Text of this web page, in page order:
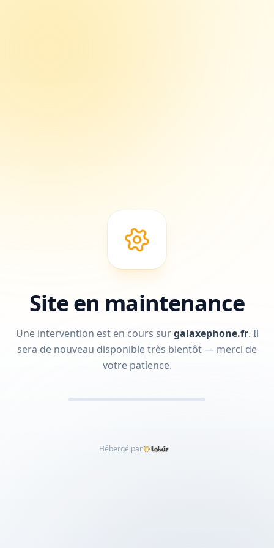
Site en maintenance
Une intervention est en cours surgalaxephone.fr. Il
sera de nouveau disponible très bientôt — merci de
votre patience.
Hébergé par